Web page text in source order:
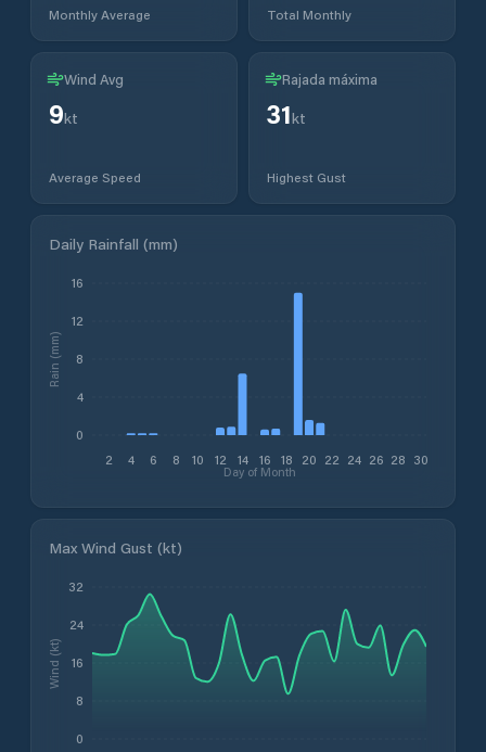
Monthly Average Total Monthly
Wind Avg
9kt
Average Speed
Rajada máxima
31kt
Highest Gust
Daily Rainfall (mm)
2 4 6 8 10 12 14 16 18 20 22 24 26 28 30
Day of Month
0
4
8
12
16
Rain (mm)
Max Wind Gust (kt)
0
8
16
24
32
Wind (kt)